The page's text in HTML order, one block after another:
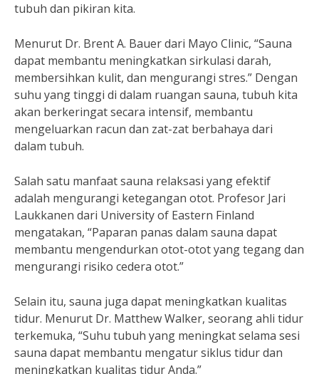
tubuh dan pikiran kita.
Menurut Dr. Brent A. Bauer dari Mayo Clinic, “Sauna
dapat membantu meningkatkan sirkulasi darah,
membersihkan kulit, dan mengurangi stres.” Dengan
suhu yang tinggi di dalam ruangan sauna, tubuh kita
akan berkeringat secara intensif, membantu
mengeluarkan racun dan zat-zat berbahaya dari
dalam tubuh.
Salah satu manfaat sauna relaksasi yang efektif
adalah mengurangi ketegangan otot. Profesor Jari
Laukkanen dari University of Eastern Finland
mengatakan, “Paparan panas dalam sauna dapat
membantu mengendurkan otot-otot yang tegang dan
mengurangi risiko cedera otot.”
Selain itu, sauna juga dapat meningkatkan kualitas
tidur. Menurut Dr. Matthew Walker, seorang ahli tidur
terkemuka, “Suhu tubuh yang meningkat selama sesi
sauna dapat membantu mengatur siklus tidur dan
meningkatkan kualitas tidur Anda.”